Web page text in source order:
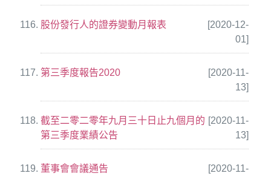
股份發行人的證券變動月報表
[2020-12-
01]
第三季度報告2020
[2020-11-
13]
截至二零二零年九月三十日止九個月的
第三季度業績公告
[2020-11-
13]
董事會會議通告
[2020-11-